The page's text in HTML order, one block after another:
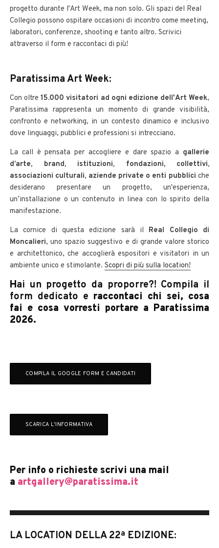
progetto durante l'Art Week, ma non solo. Gli spazi del Real
Collegio possono ospitare occasioni di incontro come meeting,
laboratori, conferenze, shooting e tanto altro. Scrivici
attraverso il form e raccontaci di più!
Paratissima Art Week:
Con oltre15.000 visitatori ad ogni edizione dell'Art Week,
Paratissima rappresenta un momento di grande visibilità,
confronto e networking, in un contesto dinamico e inclusivo
dove linguaggi, pubblici e professioni si intrecciano.
La call è pensata per accogliere e dare spazio a gallerie
d’arte, brand, istituzioni, fondazioni, collettivi,
associazioni culturali, aziende private o enti pubblici che
desiderano presentare un progetto, un'esperienza,
un’installazione o un contenuto in linea con lo spirito della
manifestazione.
La cornice di questa edizione sarà il Real Collegio di
Moncalieri, uno spazio suggestivo e di grande valore storico
e architettonico, che accoglierà espositori e visitatori in un
ambiente unico e stimolante. Scopri di più sulla location!
Hai un progetto da proporre?! Compila il
form dedicato e raccontaci chi sei, cosa
fai e cosa vorresti portare a Paratissima
2026.
COMPILA IL GOOGLE FORM E CANDIDATI
SCARICA L'INFORMATIVA
Per info o richieste scrivi una mail
a artgallery@paratissima.it
LA LOCATION DELLA 22ª EDIZIONE: